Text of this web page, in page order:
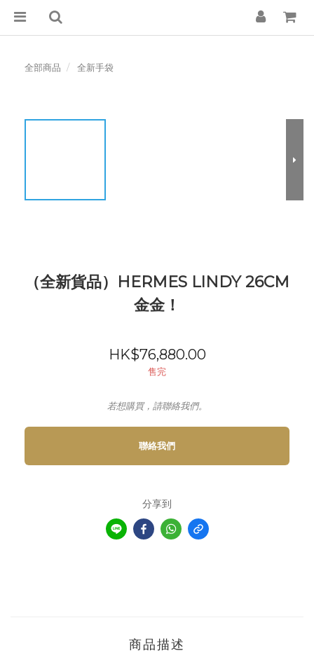
全部商品 全新手袋
（全新貨品）HERMES LINDY 26CM
金金！
HK$76,880.00
售完
若想購買，請聯絡我們。
聯絡我們
分享到
商品描述